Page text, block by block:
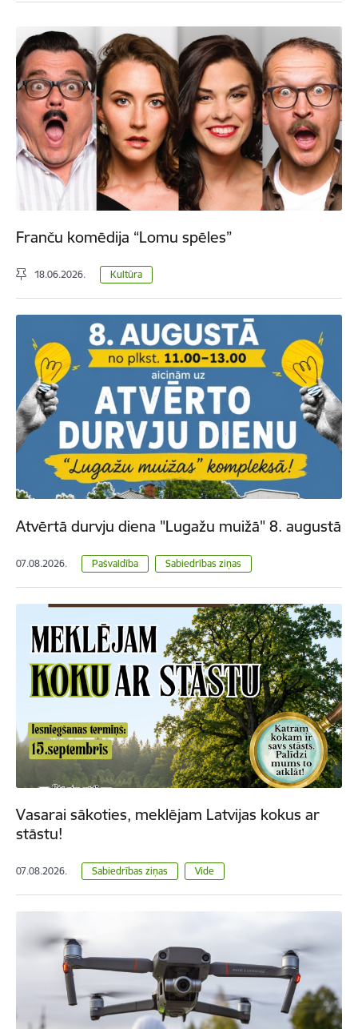
Franču komēdija “Lomu spēles”
18.06.2026. Kultūra
Atvērtā durvju diena "Lugažu muižā" 8. augustā
07.08.2026. Pašvaldība Sabiedrības ziņas
Vasarai sākoties, meklējam Latvijas kokus ar
stāstu!
07.08.2026. Sabiedrības ziņas Vide